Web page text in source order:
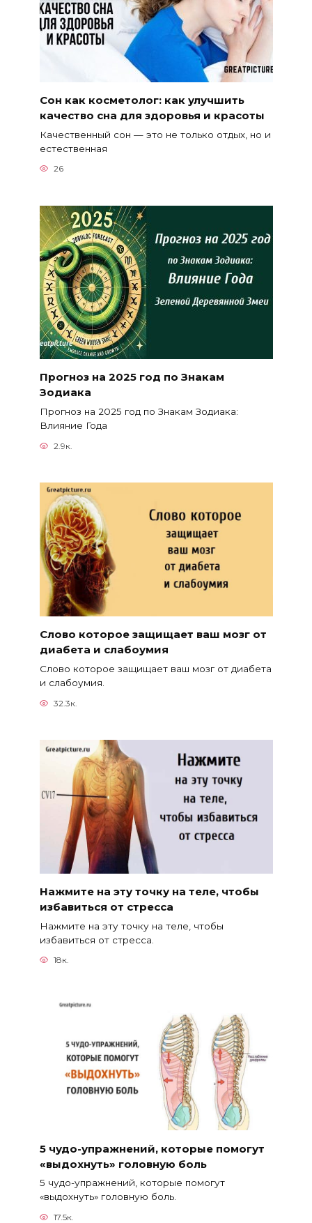
Сон как косметолог: как улучшить
качество сна для здоровья и красоты
Качественный сон — это не только отдых, но и
естественная
26
Прогноз на 2025 год по Знакам
Зодиака
Прогноз на 2025 год по Знакам Зодиака:
Влияние Года
2.9к.
Слово которое защищает ваш мозг от
диабета и слабоумия
Слово которое защищает ваш мозг от диабета
и слабоумия.
32.3к.
Нажмите на эту точку на теле, чтобы
избавиться от стресса
Нажмите на эту точку на теле, чтобы
избавиться от стресса.
18к.
5 чудо-упражнений, которые помогут
«выдохнуть» головную боль
5 чудо-упражнений, которые помогут
«выдохнуть» головную боль.
17.5к.